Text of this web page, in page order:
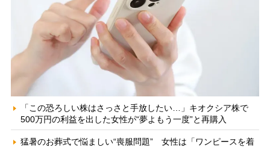
「この恐ろしい株はさっさと手放したい…」キオクシア株で
500万円の利益を出した女性が“夢よもう一度”と再購入
猛暑のお葬式で悩ましい“喪服問題” 女性は「ワンピースを着